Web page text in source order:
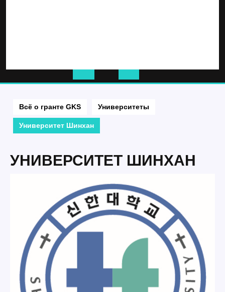
Открыть
Всё о гранте GKS Университеты
Университет Шинхан
УНИВЕРСИТЕТ ШИНХАН